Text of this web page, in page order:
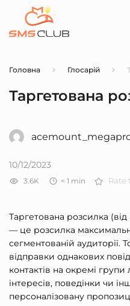
Головна Глосарій
Таргетована
10/12/2023
3.6K < 1 min Rate
Таргетована розсилка
— це розсилка
сегментованій аудиторії.
відправки однакових
контактів на окремі групи
інтересів, поведінки чи
персоналізовану